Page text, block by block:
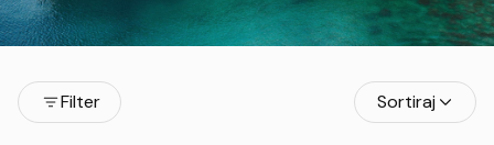
Filter Sortiraj